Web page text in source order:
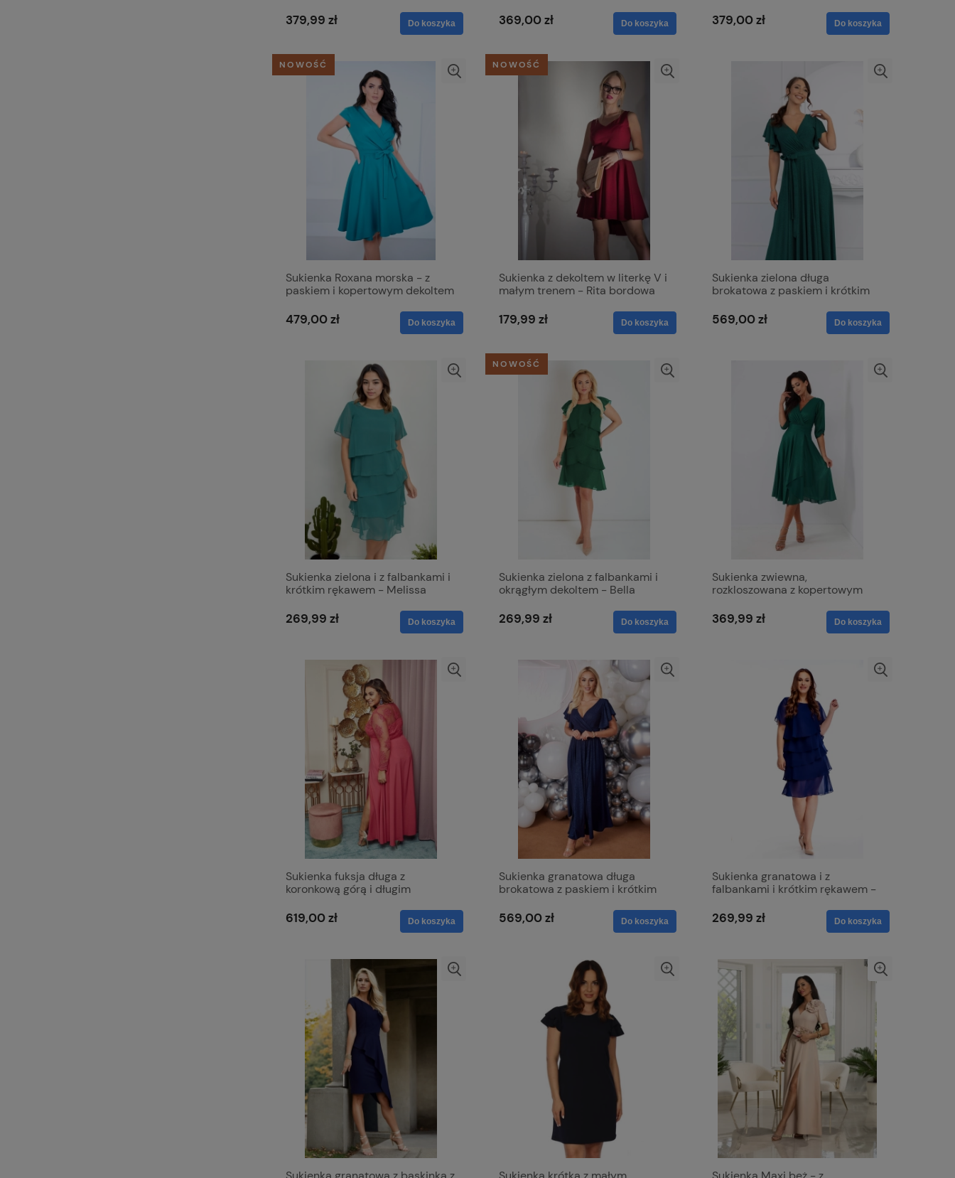
379,99 zł Do koszyka 369,00 zł Do koszyka 379,00 zł Do koszyka
Sukienka Roxana morska - z
paskiem i kopertowym dekoltem
479,00 zł Do koszyka
NOWOŚĆ
Sukienka z dekoltem w literkę V i
małym trenem - Rita bordowa
179,99 zł Do koszyka
NOWOŚĆ
Sukienka zielona długa
brokatowa z paskiem i krótkim
569,00 zł Do koszyka
Sukienka zielona i z falbankami i
krótkim rękawem - Melissa
269,99 zł Do koszyka
Sukienka zielona z falbankami i
okrągłym dekoltem - Bella
269,99 zł Do koszyka
NOWOŚĆ
Sukienka zwiewna,
rozkloszowana z kopertowym
zieleń
369,99 zł Do koszyka
Sukienka fuksja długa z
koronkową górą i długim
619,00 zł Do koszyka
Sukienka granatowa długa
brokatowa z paskiem i krótkim
569,00 zł Do koszyka
Sukienka granatowa i z
falbankami i krótkim rękawem -
269,99 zł Do koszyka